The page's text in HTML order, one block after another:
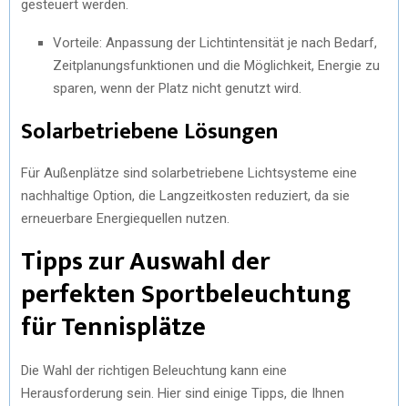
gesteuert werden.
Vorteile: Anpassung der Lichtintensität je nach Bedarf,
Zeitplanungsfunktionen und die Möglichkeit, Energie zu
sparen, wenn der Platz nicht genutzt wird.
Solarbetriebene Lösungen
Für Außenplätze sind solarbetriebene Lichtsysteme eine
nachhaltige Option, die Langzeitkosten reduziert, da sie
erneuerbare Energiequellen nutzen.
Tipps zur Auswahl der
perfekten Sportbeleuchtung
für Tennisplätze
Die Wahl der richtigen Beleuchtung kann eine
Herausforderung sein. Hier sind einige Tipps, die Ihnen